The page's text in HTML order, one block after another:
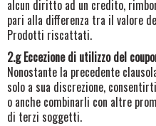
alcun diritto ad un credito,
pari alla differenza tra il valore
Prodotti riscattati.
2.g Eccezione di utilizzo del
Nonostante la precedente
solo a sua discrezione,
o anche combinarli con altre
di terzi soggetti.